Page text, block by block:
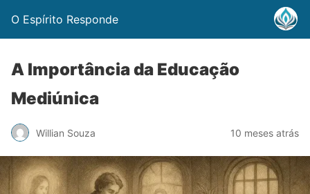
O Espírito Responde
A Importância da Educação
Mediúnica
Willian Souza 10 meses atrás